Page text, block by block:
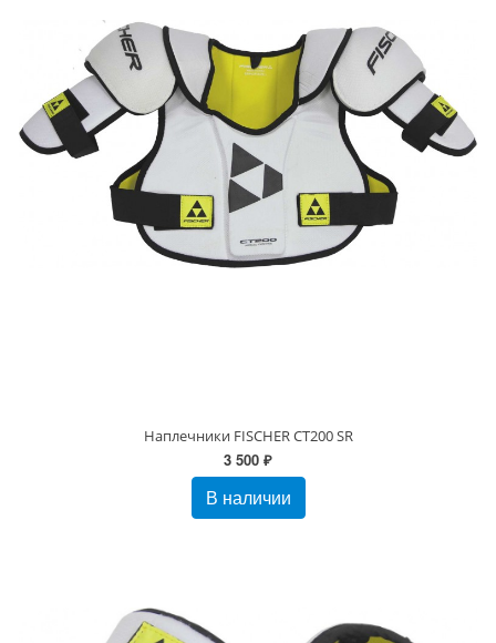
Наплечники FISCHER CT200 SR
3 500 ₽
В наличии